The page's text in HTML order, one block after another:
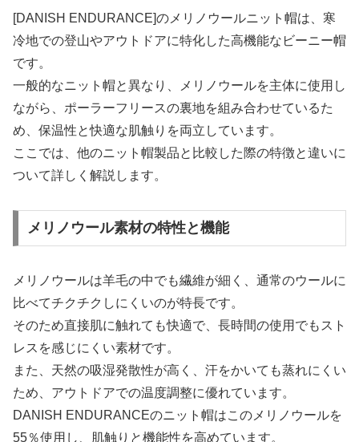
[DANISH ENDURANCE]のメリノウールニット帽は、寒
冷地での登山やアウトドアに特化した高機能なビーニー帽
です。
一般的なニット帽と異なり、メリノウールを主体に使用し
ながら、ポーラーフリースの裏地を組み合わせているた
め、保温性と快適な肌触りを両立しています。
ここでは、他のニット帽製品と比較した際の特徴と違いに
ついて詳しく解説します。
メリノウール素材の特性と機能
メリノウールは羊毛の中でも繊維が細く、通常のウールに
比べてチクチクしにくいのが特長です。
そのため直接肌に触れても快適で、長時間の使用でもスト
レスを感じにくい素材です。
また、天然の吸湿発散性が高く、汗をかいても蒸れにくい
ため、アウトドアでの温度調整に優れています。
DANISH ENDURANCEのニット帽はこのメリノウールを
55％使用し、肌触りと機能性を高めています。